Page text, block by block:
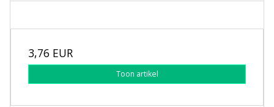
3,76 EUR
Toon artikel